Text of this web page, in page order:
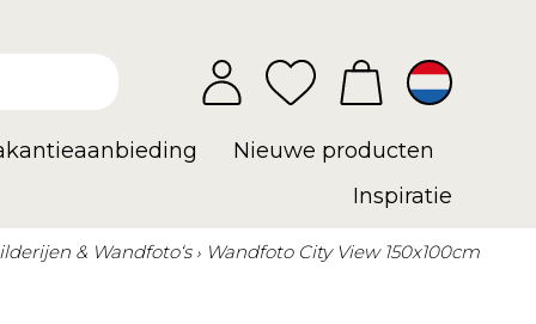
Nieuwe producten
Inspiratie
& Wandfoto‘s Wandfoto City View 150x100cm